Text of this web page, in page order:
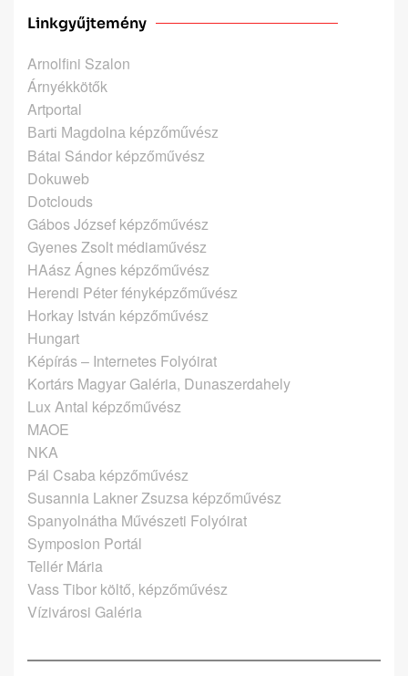
Linkgyűjtemény
Arnolfini Szalon
Árnyékkötők
Artportal
Barti Magdolna képzőművész
Bátai Sándor képzőművész
Dokuweb
Dotclouds
Gábos József képzőművész
Gyenes Zsolt médiaművész
HAász Ágnes képzőművész
Herendi Péter fényképzőművész
Horkay István képzőművész
Hungart
Képírás – Internetes Folyóirat
Kortárs Magyar Galéria, Dunaszerdahely
Lux Antal képzőművész
MAOE
NKA
Pál Csaba képzőművész
Susannia Lakner Zsuzsa képzőművész
Spanyolnátha Művészeti Folyóirat
Symposion Portál
Tellér Mária
Vass Tibor költő, képzőművész
Vízivárosi Galéria